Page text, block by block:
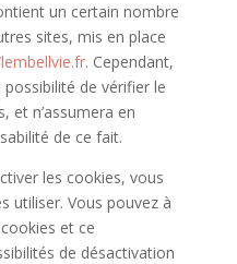
un certain nombre
sites, mis en place
. Cependant,
possibilité de vérifier le
et n’assumera en
de ce fait.
les cookies, vous
utiliser. Vous pouvez à
et ce
de désactivation